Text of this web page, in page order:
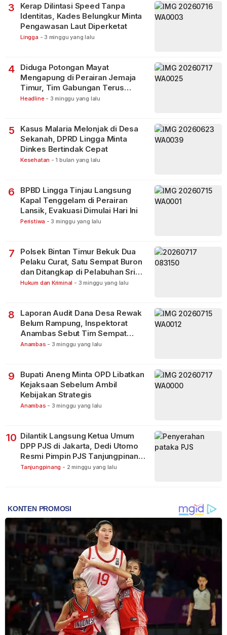
3
Kerap Dilintasi Speed Tanpa
Identitas, Kades Belungkur Minta
Pengawasan Laut Diperketat
Lingga - 3 minggu yang lalu
4
Diduga Potongan Mayat
Mengapung di Perairan Jemaja
Timur, Tim Gabungan Terus
Lakukan Pencarian
Headline - 3 minggu yang lalu
5
Kasus Malaria Melonjak di Desa
Sekanah, DPRD Lingga Minta
Dinkes Bertindak Cepat
Kesehatan - 1 bulan yang lalu
6
BPBD Lingga Tinjau Langsung
Kapal Tenggelam di Perairan
Lansik, Evakuasi Dimulai Hari Ini
Peristiwa - 3 minggu yang lalu
7
Polsek Bintan Timur Bekuk Dua
Pelaku Curat, Satu Sempat Buron
dan Ditangkap di Pelabuhan Sri
Bintan Pura
Hukum dan Kriminal - 3 minggu yang lalu
8
Laporan Audit Dana Desa Rewak
Belum Rampung, Inspektorat
Anambas Sebut Tim Sempat
Terbagi Tangani Kasus Lain
Anambas - 3 minggu yang lalu
9
Bupati Aneng Minta OPD Libatkan
Kejaksaan Sebelum Ambil
Kebijakan Strategis
Anambas - 3 minggu yang lalu
10 Dilantik Langsung Ketua Umum
DPP PJS di Jakarta, Dedi Utomo
Resmi Pimpin PJS Tanjungpinang-
Bintan
Tanjungpinang - 2 minggu yang lalu